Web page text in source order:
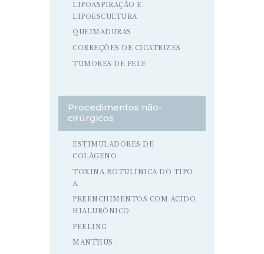
LIPOASPIRAÇÃO E
LIPOESCULTURA
QUEIMADURAS
CORREÇÕES DE CICATRIZES
TUMORES DE PELE
Procedimentos não-
cirúrgicos
ESTIMULADORES DE
COLÁGENO
TOXINA BOTULÍNICA DO TIPO
A
PREENCHIMENTOS COM ÁCIDO
HIALURÔNICO
PEELING
MANTHUS